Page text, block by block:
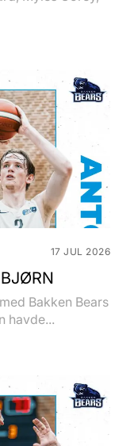
17 JUL 2026
Bakken Bears
havde...